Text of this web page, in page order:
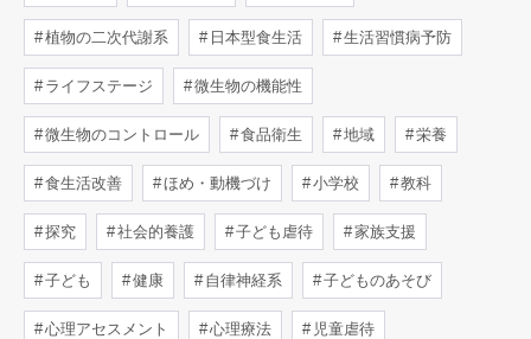
植物の二次代謝系 日本型食生活 生活習慣病予防
ライフステージ 微生物の機能性
微生物のコントロール 食品衛生 地域 栄養
食生活改善 ほめ・動機づけ 小学校 教科
探究 社会的養護 子ども虐待 家族支援
子ども 健康 自律神経系 子どものあそび
心理アセスメント 心理療法 児童虐待